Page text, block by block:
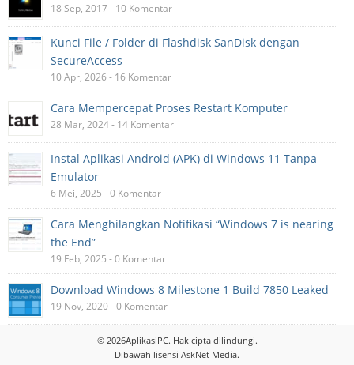
18 Sep, 2017 - 10 Komentar
Kunci File / Folder di Flashdisk SanDisk dengan
SecureAccess
10 Apr, 2026 - 16 Komentar
Cara Mempercepat Proses Restart Komputer
28 Mar, 2024 - 14 Komentar
Instal Aplikasi Android (APK) di Windows 11 Tanpa
Emulator
6 Mei, 2025 - 0 Komentar
Cara Menghilangkan Notifikasi “Windows 7 is nearing
the End”
19 Feb, 2025 - 0 Komentar
Download Windows 8 Milestone 1 Build 7850 Leaked
19 Nov, 2020 - 0 Komentar
© 2026AplikasiPC. Hak cipta dilindungi.
Dibawah lisensi AskNet Media.